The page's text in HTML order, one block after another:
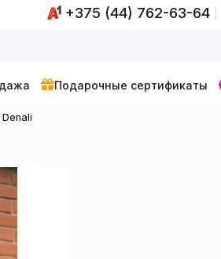
+375 (44) 762-63-64
Подарочные сертификаты